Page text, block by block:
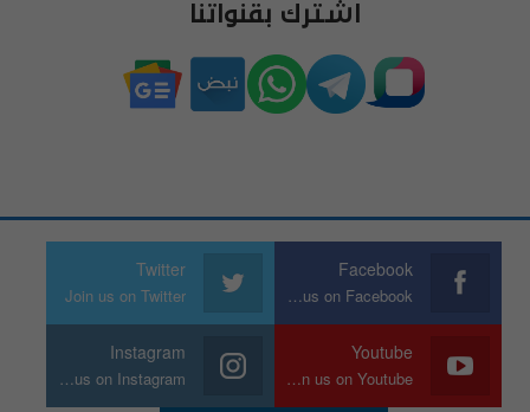
اشترك بقنواتنا
Facebook
Join us on Facebook
Twitter
Join us on Twitter
Youtube
Join us on Youtube
Instagram
Join us on Instagram